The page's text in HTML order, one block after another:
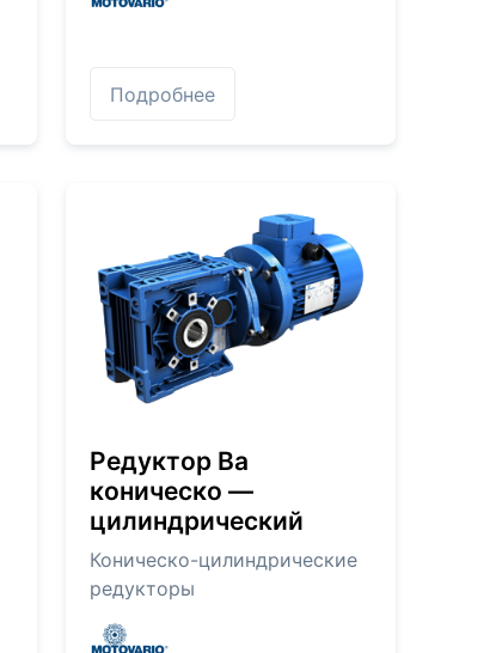
Подробнее
Редуктор Bа
коническо —
цилиндрический
Коническо-цилиндрические
редукторы